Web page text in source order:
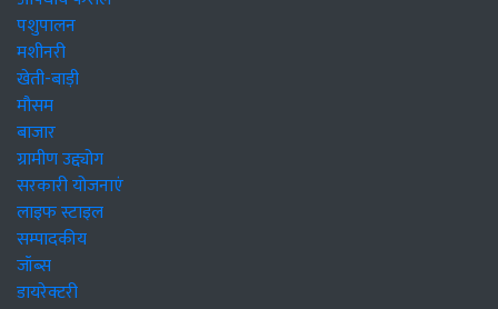
पशुपालन
मशीनरी
खेती-बाड़ी
मौसम
बाजार
ग्रामीण उद्द्योग
सरकारी योजनाएं
लाइफ स्टाइल
सम्पादकीय
जॉब्स
डायरेक्टरी